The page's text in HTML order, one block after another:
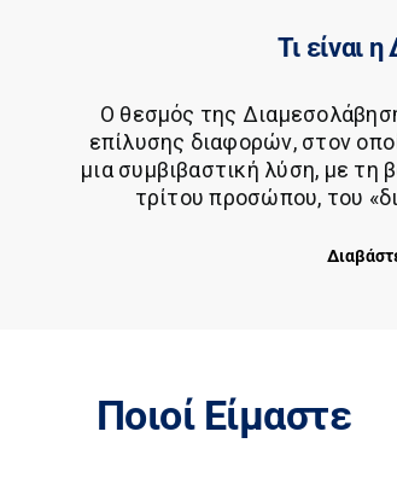
Τι είναι
Ο θεσμός της
επίλυσης διαφορών, στον
μια συμβιβαστική λύση, με τη
τρίτου προσώπου, του
Ποιοί Είμαστε